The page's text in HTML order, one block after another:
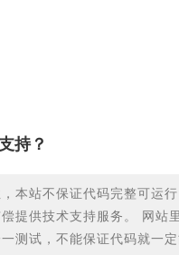
持？
本站不保证代码完整可运
提供技术支持服务。 网站
测试，不能保证代码就一